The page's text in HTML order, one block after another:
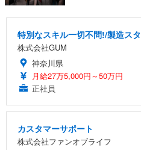
特別なスキル一切不問!/製造ス
株式会社GUM
神奈川県
月給27万5,000円～50万円
正社員
カスタマーサポート
株式会社ファンオブライフ